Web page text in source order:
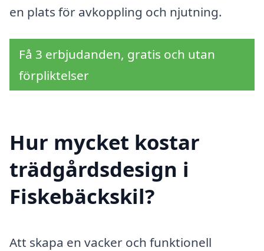
en plats för avkoppling och njutning.
Få 3 erbjudanden, gratis och utan
förpliktelser
Hur mycket kostar
trädgårdsdesign i
Fiskebäckskil?
Att skapa en vacker och funktionell